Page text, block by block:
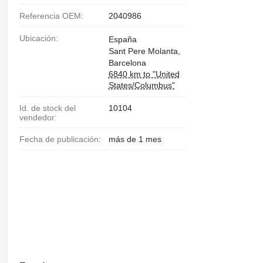
Referencia OEM: 2040986
Ubicación:
España
Sant Pere Molanta,
Barcelona
6840 km to "United
States/Columbus"
Id. de stock del
vendedor:
10104
Fecha de publicación: más de 1 mes